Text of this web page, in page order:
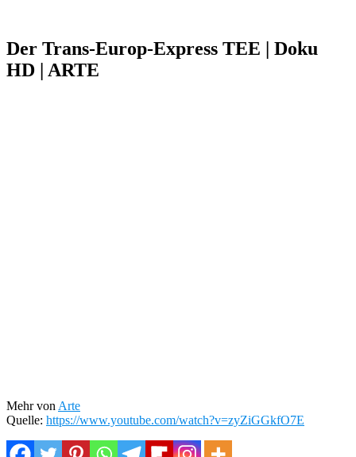
Der Trans-Europ-Express TEE | Doku
HD | ARTE
Mehr von Arte
Quelle: https://www.youtube.com/watch?v=zyZiGGkfO7E